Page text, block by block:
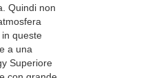
Quindi non
queste
a una
Superiore